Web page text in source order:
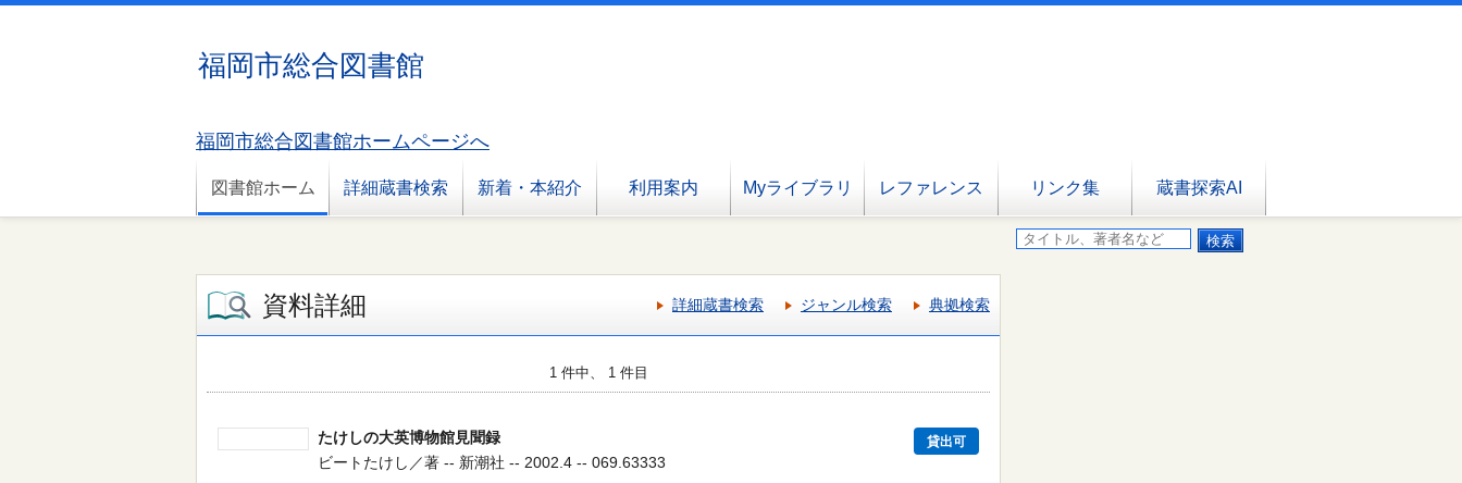
福岡市総合図書館
福岡市総合図書館ホームページへ
図書館ホーム 詳細蔵書検索 新着・本紹介 利用案内 Myライブラリ レファレンス リンク集 蔵書探索AI
資料詳細 詳細蔵書検索 ジャンル検索 典拠検索
1 件中、 1 件目
たけしの大英博物館見聞録 貸出可
ビートたけし／著 -- 新潮社 -- 2002.4 -- 069.63333